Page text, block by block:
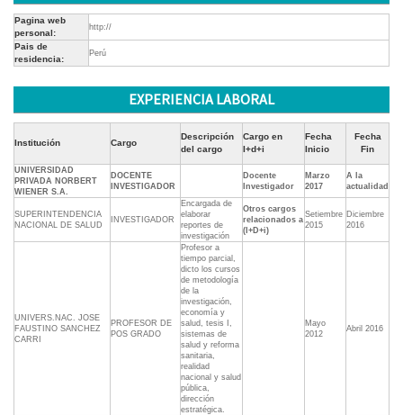
Pagina web
personal:
http://
Pais de
residencia:
Perú
EXPERIENCIA LABORAL
Institución Cargo
Descripción
del cargo
Cargo en
I+d+i
Fecha
Inicio
Fecha
Fin
UNIVERSIDAD
PRIVADA NORBERT
WIENER S.A.
DOCENTE
INVESTIGADOR
Docente
Investigador
Marzo
2017
A la
actualidad
SUPERINTENDENCIA
NACIONAL DE SALUD
INVESTIGADOR
Encargada de
elaborar
reportes de
investigación
Otros cargos
relacionados a
(I+D+i)
Setiembre
2015
Diciembre
2016
UNIVERS.NAC. JOSE
FAUSTINO SANCHEZ
CARRI
PROFESOR DE
POS GRADO
Profesor a
tiempo parcial,
dicto los cursos
de metodología
de la
investigación,
economía y
salud, tesis I,
sistemas de
salud y reforma
sanitaria,
realidad
nacional y salud
pública,
dirección
estratégica.
Mayo
2012
Abril 2016